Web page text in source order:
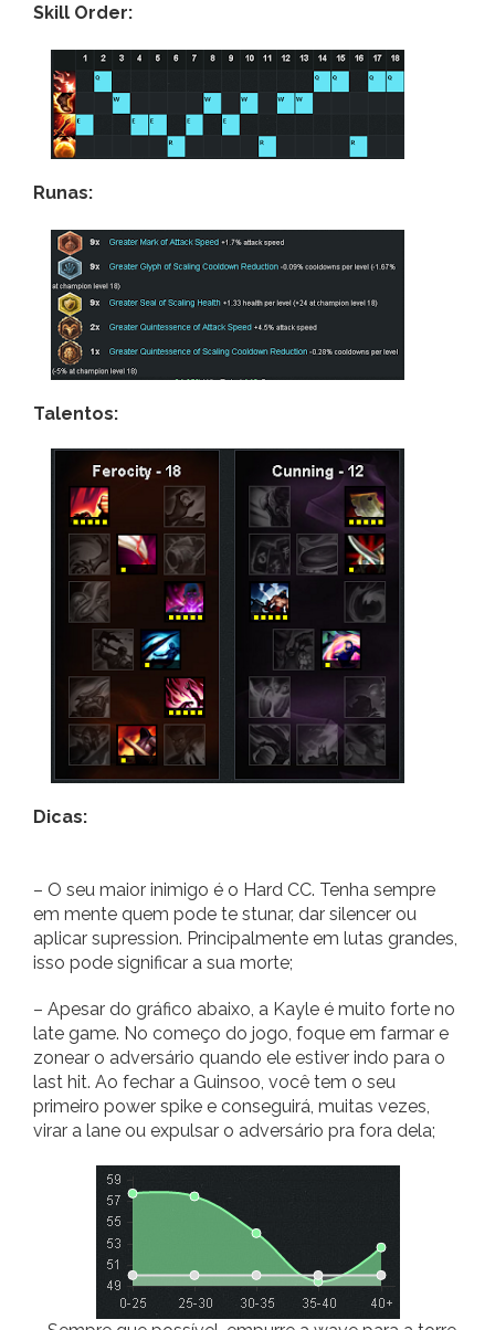
Skill Order:
Runas:
Talentos:
Dicas:
– O seu maior inimigo é o Hard CC. Tenha sempre
em mente quem pode te stunar, dar silencer ou
aplicar supression. Principalmente em lutas grandes,
isso pode significar a sua morte;
– Apesar do gráfico abaixo, a Kayle é muito forte no
late game. No começo do jogo, foque em farmar e
zonear o adversário quando ele estiver indo para o
last hit. Ao fechar a Guinsoo, você tem o seu
primeiro power spike e conseguirá, muitas vezes,
virar a lane ou expulsar o adversário pra fora dela;